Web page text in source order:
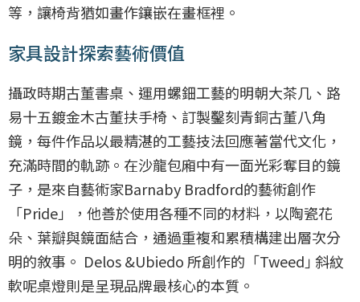
等，讓椅背猶如畫作鑲嵌在畫框裡。
家具設計探索藝術價值
攝政時期古董書桌、運用螺鈿工藝的明朝大茶几、路
易十五鍍金木古董扶手椅、訂製鑿刻青銅古董八角
鏡，每件作品以最精湛的工藝技法回應著當代文化，
充滿時間的軌跡。在沙龍包廂中有一面光彩奪目的鏡
子，是來自藝術家Barnaby Bradford的藝術創作
「Pride」，他善於使用各種不同的材料，以陶瓷花
朵、葉瓣與鏡面結合，通過重複和累積構建出層次分
明的敘事。 Delos &Ubiedo 所創作的「Tweed｣ 斜紋
軟呢桌燈則是呈現品牌最核心的本質。